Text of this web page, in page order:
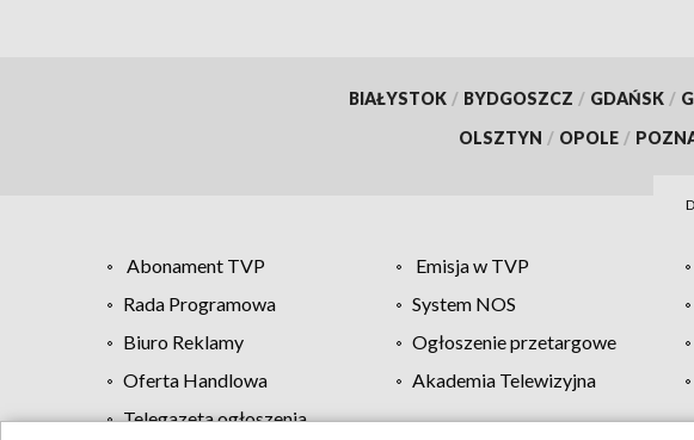
BIAŁYSTOK / BYDGOSZCZ / GDAŃSK /
OLSZTYN / OPOLE /
Abonament TVP Emisja w TVP
Rada Programowa
System NOS
Biuro Reklamy
Ogłoszenie przetargowe
Oferta Handlowa
Akademia Telewizyjna
Telegazeta ogłoszenia